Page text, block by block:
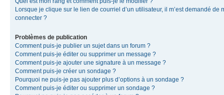
Lorsque je clique sur le lien de courriel d’un utilisateur, il m’est demandé de
connecter ?
Problèmes de publication
Comment puis-je publier un sujet dans un forum ?
Comment puis-je éditer ou supprimer un message ?
Comment puis-je ajouter une signature à un message ?
Comment puis-je créer un sondage ?
Pourquoi ne puis-je pas ajouter plus d’options à un sondage ?
Comment puis-je éditer ou supprimer un sondage ?